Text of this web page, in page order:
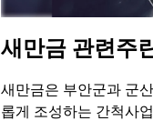
새만금 관련주
새만금은 부안군과 군
롭게 조성하는 간척사